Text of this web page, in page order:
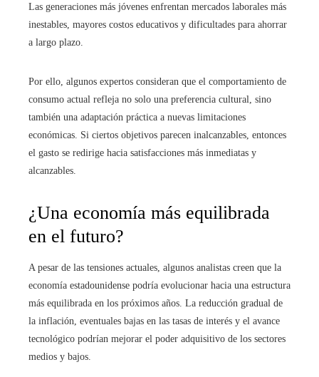
Las generaciones más jóvenes enfrentan mercados laborales más
inestables, mayores costos educativos y dificultades para ahorrar
a largo plazo.
Por ello, algunos expertos consideran que el comportamiento de
consumo actual refleja no solo una preferencia cultural, sino
también una adaptación práctica a nuevas limitaciones
económicas. Si ciertos objetivos parecen inalcanzables, entonces
el gasto se redirige hacia satisfacciones más inmediatas y
alcanzables.
¿Una economía más equilibrada
en el futuro?
A pesar de las tensiones actuales, algunos analistas creen que la
economía estadounidense podría evolucionar hacia una estructura
más equilibrada en los próximos años. La reducción gradual de
la inflación, eventuales bajas en las tasas de interés y el avance
tecnológico podrían mejorar el poder adquisitivo de los sectores
medios y bajos.